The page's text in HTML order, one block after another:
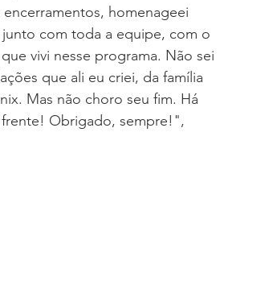
homenageei
com toda a equipe, com o
vivi nesse programa. Não sei
que ali eu criei, da família
Mas não choro seu fim. Há
frente! Obrigado, sempre!",